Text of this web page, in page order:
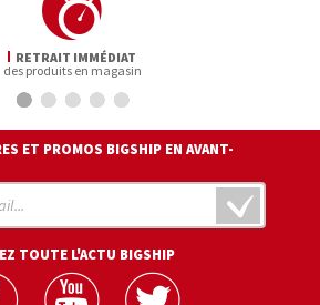
RETRAIT IMMÉDIAT
des produits en magasin
ET PROMOS BIGSHIP EN AVANT-
TOUTE L'ACTU BIGSHIP